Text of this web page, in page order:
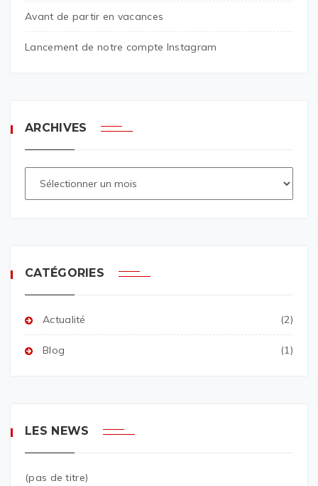
Avant de partir en vacances
Lancement de notre compte Instagram
ARCHIVES
CATÉGORIES
Actualité (2)
Blog (1)
LES NEWS
(pas de titre)